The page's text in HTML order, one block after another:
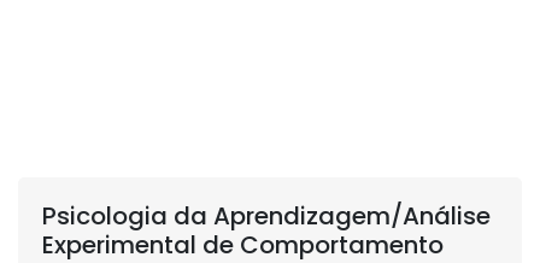
Psicologia da Aprendizagem/Análise
Experimental de Comportamento